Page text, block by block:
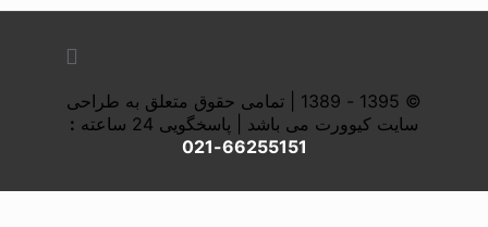
© 1395 - 1389 | تمامی حقوق متعلق به طراحی
سایت کیوورت می باشد | پاسخگویی 24 ساعته
:
66255151-021